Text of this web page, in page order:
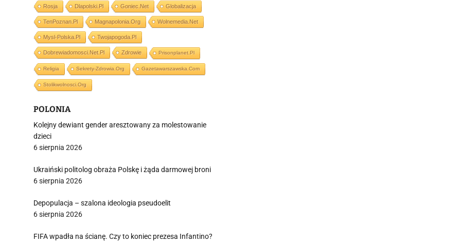
Rosja Dlapolski.pl Goniec.net Globalizacja
TenPoznan.pl Magnapolonia.org Wolnemedia.net
Mysl-Polska.pl Twojapogoda.pl
Dobrewiadomosci.net.pl Zdrowie Prisonplanet.pl
Religia Sekrety-Zdrowia.org Gazetawarszawska.com
Stolikwolnosci.org
POLONIA
Kolejny dewiant gender aresztowany za molestowanie
dzieci
6 sierpnia 2026
Ukraiński politolog obraża Polskę i żąda darmowej broni
6 sierpnia 2026
Depopulacja – szalona ideologia pseudoelit
6 sierpnia 2026
FIFA wpadła na ścianę. Czy to koniec prezesa Infantino?